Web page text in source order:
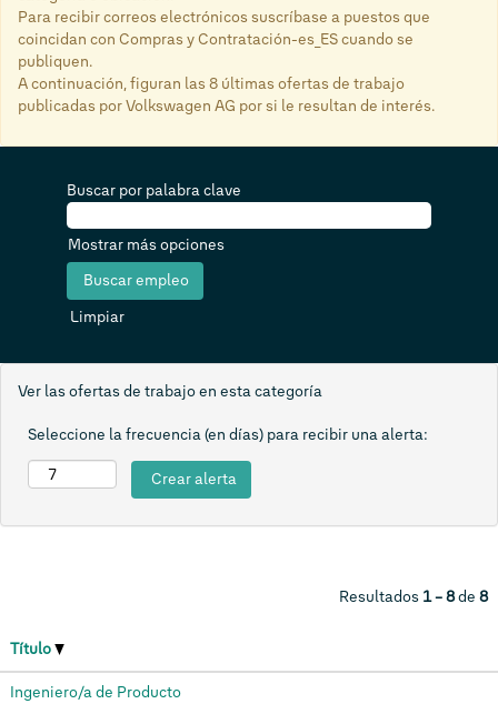
Para recibir correos electrónicos suscríbase a puestos que
coincidan con Compras y Contratación-es_ES cuando se
publiquen.
A continuación, figuran las 8 últimas ofertas de trabajo
publicadas por Volkswagen AG por si le resultan de interés.
Buscar por palabra clave
Mostrar más opciones
Limpiar
Ver las ofertas de trabajo en esta categoría
Seleccione la frecuencia (en días) para recibir una alerta:
Resultados 1 – 8de 8
Título
Ingeniero/a de Producto